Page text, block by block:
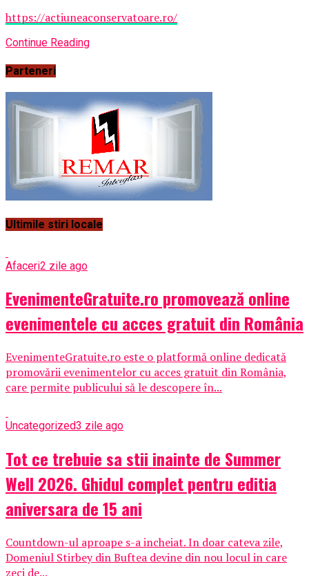
https://actiuneaconservatoare.ro/
Continue Reading
Parteneri
Ultimile stiri locale
Afaceri2 zile ago
EvenimenteGratuite.ro promovează online
evenimentele cu acces gratuit din România
EvenimenteGratuite.ro este o platformă online dedicată
promovării evenimentelor cu acces gratuit din România,
care permite publicului să le descopere în...
Uncategorized3 zile ago
Tot ce trebuie sa stii inainte de Summer
Well 2026. Ghidul complet pentru editia
aniversara de 15 ani
Countdown-ul aproape s-a incheiat. In doar cateva zile,
Domeniul Stirbey din Buftea devine din nou locul in care
zeci de...